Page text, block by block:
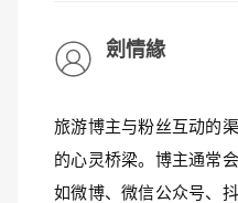
劍情緣
旅游博主与粉丝互动的
的心灵桥梁。博主通常
如微博、微信公众号、